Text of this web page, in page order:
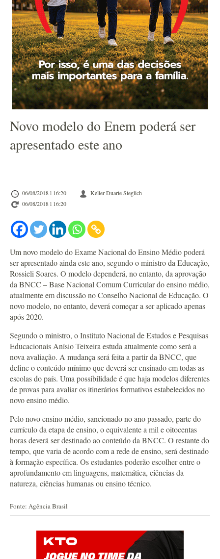
Novo modelo do Enem poderá ser
apresentado este ano
06/08/2018 l 16:20
Keller Duarte Steglich
06/08/2018 l 16:20
Um novo modelo do Exame Nacional do Ensino Médio poderá
ser apresentado ainda este ano, segundo o ministro da Educação,
Rossieli Soares. O modelo dependerá, no entanto, da aprovação
da BNCC – Base Nacional Comum Curricular do ensino médio,
atualmente em discussão no Conselho Nacional de Educação. O
novo modelo, no entanto, deverá começar a ser aplicado apenas
após 2020.
Segundo o ministro, o Instituto Nacional de Estudos e Pesquisas
Educacionais Anísio Teixeira estuda atualmente como será a
nova avaliação. A mudança será feita a partir da BNCC, que
define o conteúdo mínimo que deverá ser ensinado em todas as
escolas do país. Uma possibilidade é que haja modelos diferentes
de provas para avaliar os itinerários formativos estabelecidos no
novo ensino médio.
Pelo novo ensino médio, sancionado no ano passado, parte do
currículo da etapa de ensino, o equivalente a mil e oitocentas
horas deverá ser destinado ao conteúdo da BNCC. O restante do
tempo, que varia de acordo com a rede de ensino, será destinado
à formação específica. Os estudantes poderão escolher entre o
aprofundamento em linguagens, matemática, ciências da
natureza, ciências humanas ou ensino técnico.
Fonte: Agência Brasil